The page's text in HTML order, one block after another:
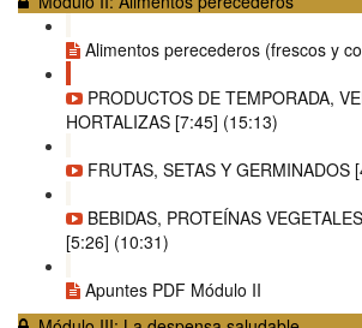
Alimentos perecederos (frescos y
PRODUCTOS DE TEMPORADA,
HORTALIZAS [7:45] (15:13)
FRUTAS, SETAS Y GERMINADOS
BEBIDAS, PROTEÍNAS
[5:26] (10:31)
Apuntes PDF Módulo II